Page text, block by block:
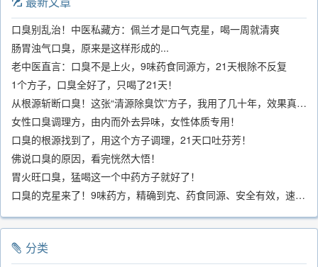
口臭别乱治！中医私藏方：佩兰才是口气克星，喝一周就清爽
肠胃浊气口臭，原来是这样形成的...
老中医直言：口臭不是上火，9味药食同源方，21天根除不反复
1个方子，口臭全好了，只喝了21天！
从根源斩断口臭！这张“清源除臭饮”方子，我用了几十年，效果真不错
女性口臭调理方，由内而外去异味，女性体质专用！
口臭的根源找到了，用这个方子调理，21天口吐芬芳！
佛说口臭的原因，看完恍然大悟！
胃火旺口臭，猛喝这一个中药方子就好了！
口臭的克星来了！9味药方，精确到克、药食同源、安全有效，速看！
分类